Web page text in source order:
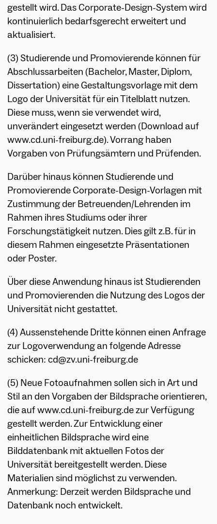
gestellt wird. Das Corporate-Design-System wird
kontinuierlich bedarfsgerecht erweitert und
aktualisiert.
(3) Studierende und Promovierende können für
Abschlussarbeiten (Bachelor, Master, Diplom,
Dissertation) eine Gestaltungsvorlage mit dem
Logo der Universität für ein Titelblatt nutzen.
Diese muss, wenn sie verwendet wird,
unverändert eingesetzt werden (Download auf
www.cd.uni-freiburg.de). Vorrang haben
Vorgaben von Prüfungsämtern und Prüfenden.
Darüber hinaus können Studierende und
Promovierende Corporate-Design-Vorlagen mit
Zustimmung der Betreuenden/Lehrenden im
Rahmen ihres Studiums oder ihrer
Forschungstätigkeit nutzen. Dies gilt z.B. für in
diesem Rahmen eingesetzte Präsentationen
oder Poster.
Über diese Anwendung hinaus ist Studierenden
und Promovierenden die Nutzung des Logos der
Universität nicht gestattet.
(4) Aussenstehende Dritte können einen Anfrage
zur Logoverwendung an folgende Adresse
schicken: cd@zv.uni-freiburg.de
(5) Neue Fotoaufnahmen sollen sich in Art und
Stil an den Vorgaben der Bildsprache orientieren,
die auf www.cd.uni-freiburg.de zur Verfügung
gestellt werden. Zur Entwicklung einer
einheitlichen Bildsprache wird eine
Bilddatenbank mit aktuellen Fotos der
Universität bereitgestellt werden. Diese
Materialien sind möglichst zu verwenden.
Anmerkung: Derzeit werden Bildsprache und
Datenbank noch entwickelt.